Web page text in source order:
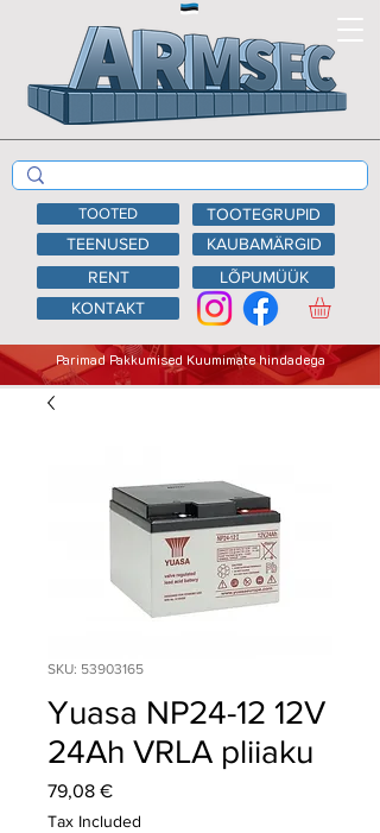
TEENUSED
KAUBAMÄRGID
RENT
LÕPUMÜÜK
KONTAKT
Parimad Pakkumised Kuumimate hindadega
TOOTED TOOTEGRUPID
SKU: 53903165
Yuasa NP24-12 12V
24Ah VRLA pliiaku
79,08 €Price
Tax Included